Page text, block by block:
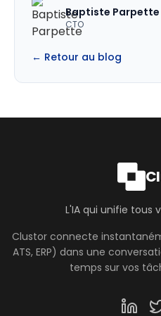
Baptiste Parpette
CTO
← Retour au blog
L'IA qui unifie tous
Clustor connecte
ATS, ERP) dans une
temps sur vos